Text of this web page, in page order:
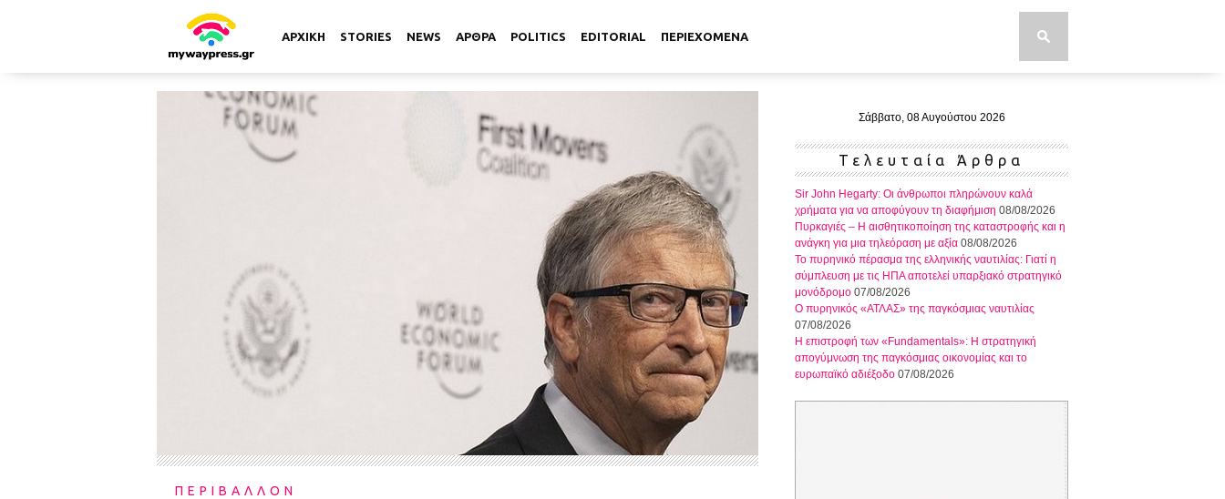
ΑΡΧΙΚΗ STORIES NEWS ΑΡΘΡΑ POLITICS EDITORIAL ΠΕΡΙΕΧΟΜΕΝΑ
ΠΕΡΙΒΑΛΛΟΝ
Σάββατο, 08 Αυγούστου 2026
Τελευταία Άρθρα
Sir John Hegarty: Οι άνθρωποι πληρώνουν καλά
χρήματα για να αποφύγουν τη διαφήμιση 08/08/2026
Πυρκαγιές – Η αισθητικοποίηση της καταστροφής και η
ανάγκη για μια τηλεόραση με αξία 08/08/2026
Το πυρηνικό πέρασμα της ελληνικής ναυτιλίας: Γιατί η
σύμπλευση με τις ΗΠΑ αποτελεί υπαρξιακό στρατηγικό
μονόδρομο 07/08/2026
Ο πυρηνικός «ΑΤΛΑΣ» της παγκόσμιας ναυτιλίας
07/08/2026
Η επιστροφή των «Fundamentals»: Η στρατηγική
απογύμνωση της παγκόσμιας οικονομίας και το
ευρωπαϊκό αδιέξοδο 07/08/2026